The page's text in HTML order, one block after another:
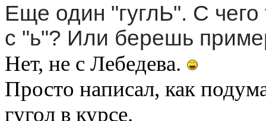
Еще один "гуглЬ". С
с "ь"? Или берешь
Нет, не с Лебедева.
Просто написал, как
гугол в курсе.